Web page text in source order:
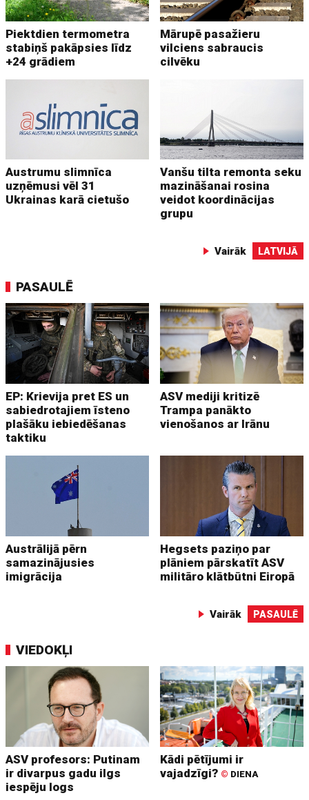
Piektdien termometra
stabiņš pakāpsies līdz
+24 grādiem
Mārupē pasažieru
vilciens sabraucis
cilvēku
Austrumu slimnīca
uzņēmusi vēl 31
Ukrainas karā cietušo
Vanšu tilta remonta seku
mazināšanai rosina
veidot koordinācijas
grupu
Vairāk LATVIJĀ
PASAULĒ
EP: Krievija pret ES un
sabiedrotajiem īsteno
plašāku iebiedēšanas
taktiku
ASV mediji kritizē
Trampa panākto
vienošanos ar Irānu
Austrālijā pērn
samazinājusies
imigrācija
Hegsets paziņo par
plāniem pārskatīt ASV
militāro klātbūtni Eiropā
Vairāk PASAULĒ
VIEDOKĻI
ASV profesors: Putinam
ir divarpus gadu ilgs
iespēju logs
Kādi pētījumi ir
vajadzīgi? © DIENA